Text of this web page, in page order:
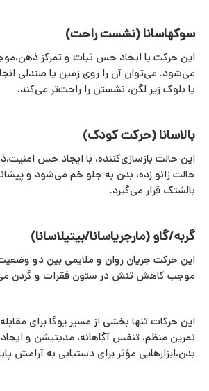
سوکهاسانا (نشست راحت)
این حرکت با ایجاد حس ثبات و تمرکز
می‌شود. می‌توان آن را روی زمین یا صندلی
یا بلوک زیر لگن، نشستن را راحت‌تر می‌کند.
بالاسانا (حرکت کودک)
این حالت بازسازی‌کننده، با ایجاد حس
حالت زانو زده، بدن به جلو خم می‌شود و
بالشتک قرار می‌گیرد.
گربه/گاو (مارجریاسانا/بیتیلاسانا)
این حرکت جریان روان و ملایمی بین دو
موجب کاهش تنش در ستون فقرات و گردن
این حرکات تنها بخشی از مسیر یوگا برای
تمرین منظم، تنفس آگاهانه، مدیتیشن و ایجاد
بدن،ابزارهایی مؤثر برای دستیابی به آرامش